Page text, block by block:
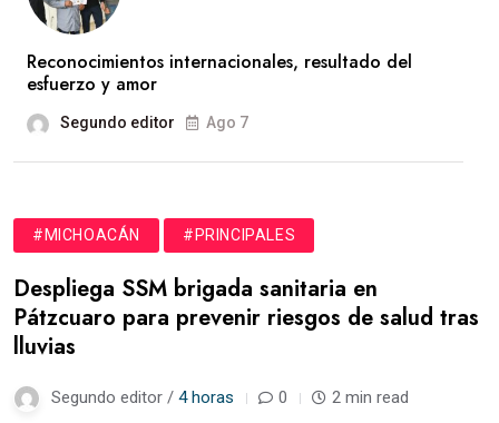
Reconocimientos internacionales, resultado del
esfuerzo y amor
Segundo editor Ago 7
#MICHOACÁN #PRINCIPALES
Despliega SSM brigada sanitaria en
Pátzcuaro para prevenir riesgos de salud tras
lluvias
Segundo editor / 4 horas 0 2 min read